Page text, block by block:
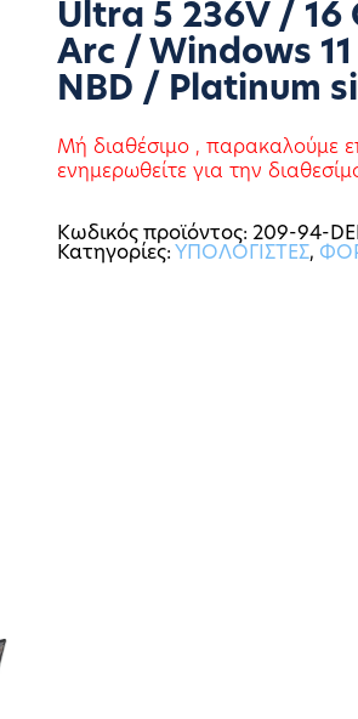
Ultra 5 236V / 16
Arc / Windows
NBD / Platinum
Μή διαθέσιμο , παρακαλούμε
ενημερωθείτε για την
Κωδικός προϊόντος: 209-94-
Κατηγορίες: ΥΠΟΛΟΓΙΣΤΕΣ,